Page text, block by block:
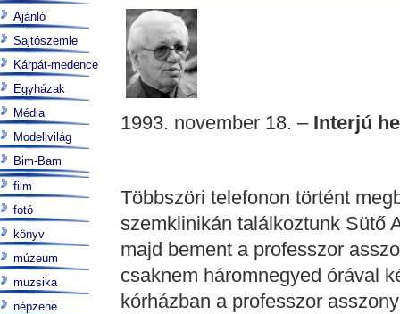
1993. november 18. –Interjú
Többszöri telefonon történt
szemklinikán találkoztunk Sütő
majd bement a professzor
csaknem háromnegyed órával
kórházban a professzor
Ajánló
Sajtószemle
Kárpát-medence
Egyházak
Média
Modellvilág
Bim-Bam
film
fotó
könyv
múzeum
muzsika
népzene